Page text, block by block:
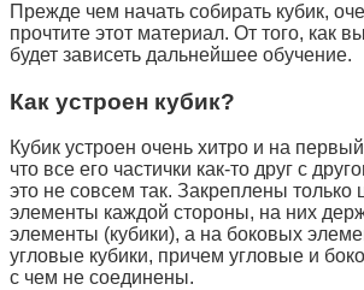
Прежде чем начать собирать кубик,
прочтите этот материал. От того, как
будет зависеть дальнейшее обучение.
Как устроен кубик?
Кубик устроен очень хитро и на
что все его частички как-то друг с
это не совсем так. Закреплены только
элементы каждой стороны, на них
элементы (кубики), а на боковых
угловые кубики, причем угловые и
с чем не соединены.